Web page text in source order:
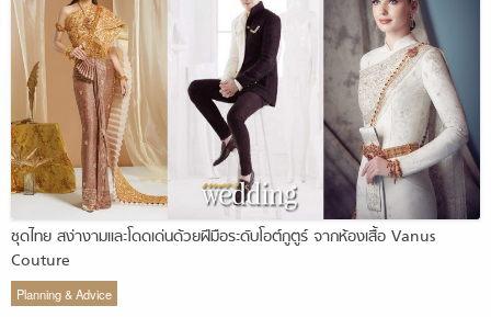
ชุดไทย สง่างามและโดดเด่นด้วยฝีมือระดับโอต์กูตูร์ จากห้องเสื้อ Vanus
Couture
Planning & Advice